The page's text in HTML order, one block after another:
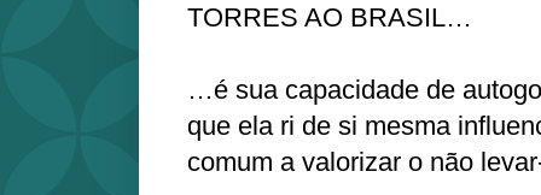
TORRES AO BRASIL…
…é sua capacidade de
que ela ri de si mesma
comum a valorizar o não